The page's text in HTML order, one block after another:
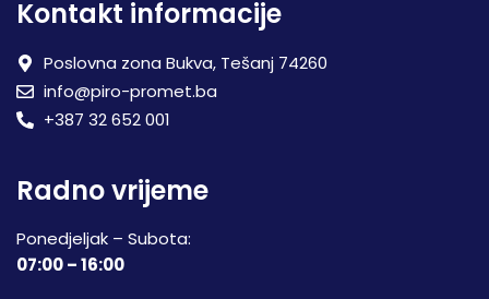
Kontakt informacije
Poslovna zona Bukva, Tešanj 74260
info@piro-promet.ba
+387 32 652 001
Radno vrijeme
Ponedjeljak – Subota:
07:00 – 16:00